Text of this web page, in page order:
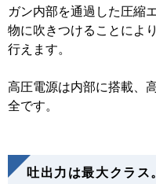
ガン内部を通過した圧縮
物に吹きつけることによ
行えます。
高圧電源は内部に搭載、
全です。
吐出力は最大クラス